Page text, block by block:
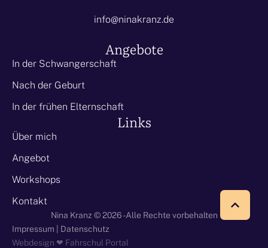
info@ninakranz.de
Angebote
In der Schwangerschaft
Nach der Geburt
In der frühen Elternschaft
Links
Über mich
Angebot
Workshops
Kontakt
Nina Kranz © 2026 - Alle Rechte vorbehalten
Impressum
Datenschutz
Webdesign ❤ Fahrschul Portal